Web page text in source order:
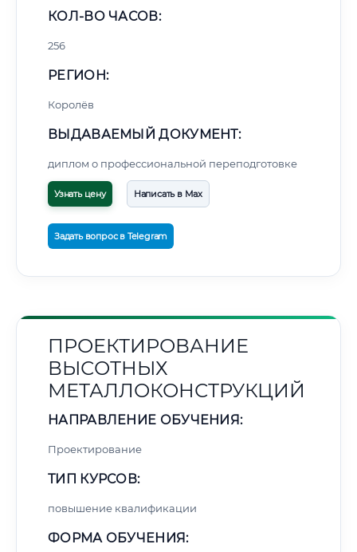
КОЛ-ВО ЧАСОВ:
256
РЕГИОН:
Королёв
ВЫДАВАЕМЫЙ ДОКУМЕНТ:
диплом о профессиональной переподготовке
Узнать цену Написать в Max
Задать вопрос в Telegram
ПРОЕКТИРОВАНИЕ
ВЫСОТНЫХ
МЕТАЛЛОКОНСТРУКЦИЙ
НАПРАВЛЕНИЕ ОБУЧЕНИЯ:
Проектирование
ТИП КУРСОВ:
повышение квалификации
ФОРМА ОБУЧЕНИЯ: